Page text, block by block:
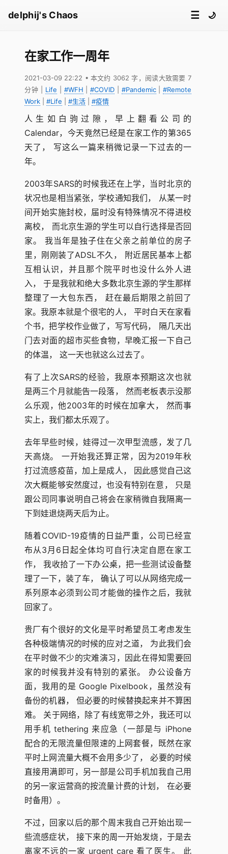
delphij's Chaos ☰ 🌙
在家工作一周年
2021-03-09 22:22 • 本文约 3062 字，阅读大致需要 7
分钟
Life #WFH #COVID #Pandemic| #Remote
Work
#Life #生活 #疫情
人生如白驹过隙，早上翻看公司的
Calendar，今天竟然已经是在家工作的第365
天了， 写这么一篇来稍微记录一下过去的一
年。
2003年SARS的时候我还在上学，当时北京的
状况也是相当紧张，学校通知我们， 从某一时
间开始实施封校，届时没有特殊情况不得进校
离校， 而北京生源的学生可以自行选择是否回
家。 我当年是独子住在父亲之前单位的房子
里，刚刚装了ADSL不久， 附近居民基本上都
互相认识，并且那个院平时也没什么外人进
入， 于是我就和绝大多数北京生源的学生那样
整理了一大包东西， 赶在最后期限之前回了
家。我原本就是个很宅的人， 平时白天在家看
个书，把学校作业做了，写写代码， 隔几天出
门去对面的超市买些食物，早晚汇报一下自己
的体温， 这一天也就这么过去了。
有了上次SARS的经验，我原本预期这次也就
是两三个月就能告一段落， 然而老板表示没那
么乐观，他2003年的时候在加拿大， 然而事
实上，我们都太乐观了。
去年早些时候，娃得过一次甲型流感，发了几
天高烧。 一开始我还算正常，因为2019年秋
打过流感疫苗，加上是成人， 因此感觉自己这
次大概能够安然度过，也没有特别在意， 只是
跟公司同事说明自己将会在家稍微自我隔离一
下到娃退烧两天后为止。
随着COVID-19疫情的日益严重，公司已经宣
布从3月6日起全体均可自行决定自愿在家工
作， 我收拾了一下办公桌，把一些测试设备整
理了一下，装了车， 确认了可以从网络完成一
系列原本必须到公司才能做的操作之后，我就
回家了。
贵厂有个很好的文化是平时希望员工考虑发生
各种极端情况的时候的应对之道， 为此我们会
在平时做不少的灾难演习，因此在得知需要回
家的时候我并没有特别的紧张。 办公设备方
面，我用的是 Google Pixelbook，虽然没有
备份的机器， 但必要的时候替换起来并不算困
难。 关于网络，除了有线宽带之外，我还可以
用手机 tethering 来应急（一部是与 iPhone
配合的无限流量但限速的上网套餐，既然在家
平时上网流量大概不会用多少了， 必要的时候
直接用满即可，另一部是公司手机加我自己用
的另一家运营商的按流量计费的计划， 在必要
时备用）。
不过，回家以后的那个周末我自己开始出现一
些流感症状， 接下来的周一开始发烧，于是去
离家不远的一家 urgent care 看了医生。 此